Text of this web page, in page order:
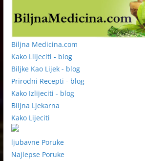
Biljna Medicina.com
Kako Llijeciti - blog
Biljke Kao Lijek - blog
Prirodni Recepti - blog
Kako Izlijeciti - blog
Biljna Ljekarna
Kako Lijeciti
ljubavne Poruke
Najlepse Poruke